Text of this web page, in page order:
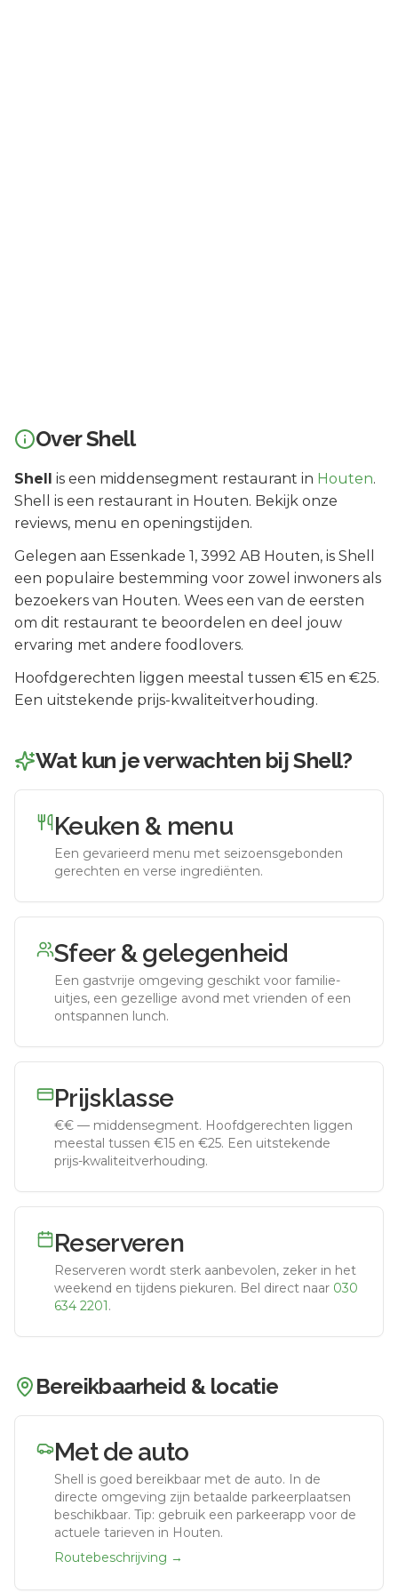
OverShell
Shell is een middensegment restaurant in Houten.
Shell is een restaurant in Houten. Bekijk onze
reviews, menu en openingstijden.
Gelegen aan Essenkade 1, 3992 AB Houten, is Shell
een populaire bestemming voor zowel inwoners als
bezoekers van Houten. Wees een van de eersten
om dit restaurant te beoordelen en deel jouw
ervaring met andere foodlovers.
Hoofdgerechten liggen meestal tussen €15 en €25.
Een uitstekende prijs-kwaliteitverhouding.
Wat kun je verwachten bijShell?
Keuken & menu
Een gevarieerd menu met seizoensgebonden
gerechten en verse ingrediënten.
Sfeer & gelegenheid
Een gastvrije omgeving geschikt voor familie-
uitjes, een gezellige avond met vrienden of een
ontspannen lunch.
Prijsklasse
€€ — middensegment. Hoofdgerechten liggen
meestal tussen €15 en €25. Een uitstekende
prijs-kwaliteitverhouding.
Reserveren
Reserveren wordt sterk aanbevolen, zeker in het
weekend en tijdens piekuren. Bel direct naar 030
634 2201.
Bereikbaarheid & locatie
Met de auto
Shell is goed bereikbaar met de auto. In de
directe omgeving zijn betaalde parkeerplaatsen
beschikbaar. Tip: gebruik een parkeerapp voor de
actuele tarieven in Houten.
Routebeschrijving →